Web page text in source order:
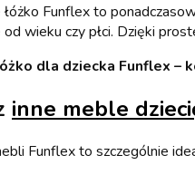
Funflex to
od wieku czy płci. Dzięki
dla dziecka Funflex –
inne meble
Funflex to szczególnie